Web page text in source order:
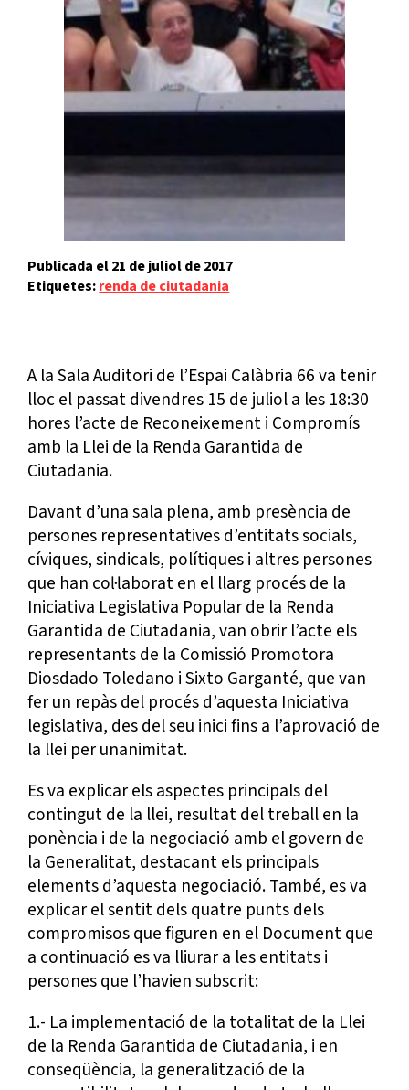
21 de juliol de 2017
Etiquetes:renda de ciutadania
A la Sala Auditori de l’Espai Calàbria 66 va tenir
lloc el passat divendres 15 de juliol a les 18:30
hores l’acte de Reconeixement i Compromís
amb la Llei de la Renda Garantida de
Ciutadania.
Davant d’una sala plena, amb presència de
persones representatives d’entitats socials,
cíviques, sindicals, polítiques i altres persones
que han col·laborat en el llarg procés de la
Iniciativa Legislativa Popular de la Renda
Garantida de Ciutadania, van obrir l’acte els
representants de la Comissió Promotora
Diosdado Toledano i Sixto Garganté, que van
fer un repàs del procés d’aquesta Iniciativa
legislativa, des del seu inici fins a l’aprovació de
la llei per unanimitat.
Es va explicar els aspectes principals del
contingut de la llei, resultat del treball en la
ponència i de la negociació amb el govern de
la Generalitat, destacant els principals
elements d’aquesta negociació. També, es va
explicar el sentit dels quatre punts dels
compromisos que figuren en el Document que
a continuació es va lliurar a les entitats i
persones que l’havien subscrit:
1.- La implementació de la totalitat de la Llei
de la Renda Garantida de Ciutadania, i en
conseqüència, la generalització de la